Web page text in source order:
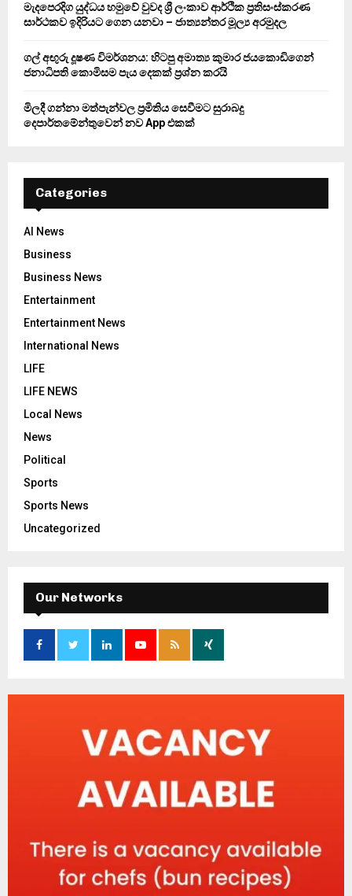
මැදපෙරදිග යුද්ධය හමුවේ වුවද ශ්‍රී ලංකාව ආර්ථික ප්‍රතිසංස්කරණ
සාර්ථකව ඉදිරියට ගෙන යනවා – ජාත්‍යන්තර මූල්‍ය අරමුදල
ගල් අඟුරු දූෂණ විමර්ශනය: හිටපු අමාත්‍ය කුමාර ජයකොඩිගෙන්
ජනාධිපති කොමිසම පැය දෙකක් ප්‍රශ්න කරයි
මිලදී ගන්නා මත්පැන්වල ප්‍රමිතිය සෙවීමට සුරාබදු
දෙපාර්තමේන්තුවෙන් නව App එකක්
Categories
AI News
Business
Business News
Entertainment
Entertainment News
International News
LIFE
LIFE NEWS
Local News
News
Political
Sports
Sports News
Uncategorized
Our Networks